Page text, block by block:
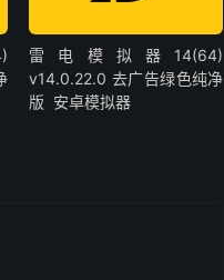
雷电模拟器14(64)
v14.0.22.0 去广告绿色纯净
版 安卓模拟器